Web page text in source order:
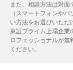
また、相談方法は対面
（スマートフォンや
い方法をお選びいただ
東証プライム上場企業
ロフェッショナルが
ください。